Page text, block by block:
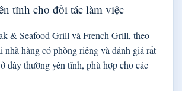
tĩnh cho đối tác làm việc
& Seafood Grill và French Grill, theo
nhà hàng có phòng riêng và đánh giá rất
đây thường yên tĩnh, phù hợp cho các